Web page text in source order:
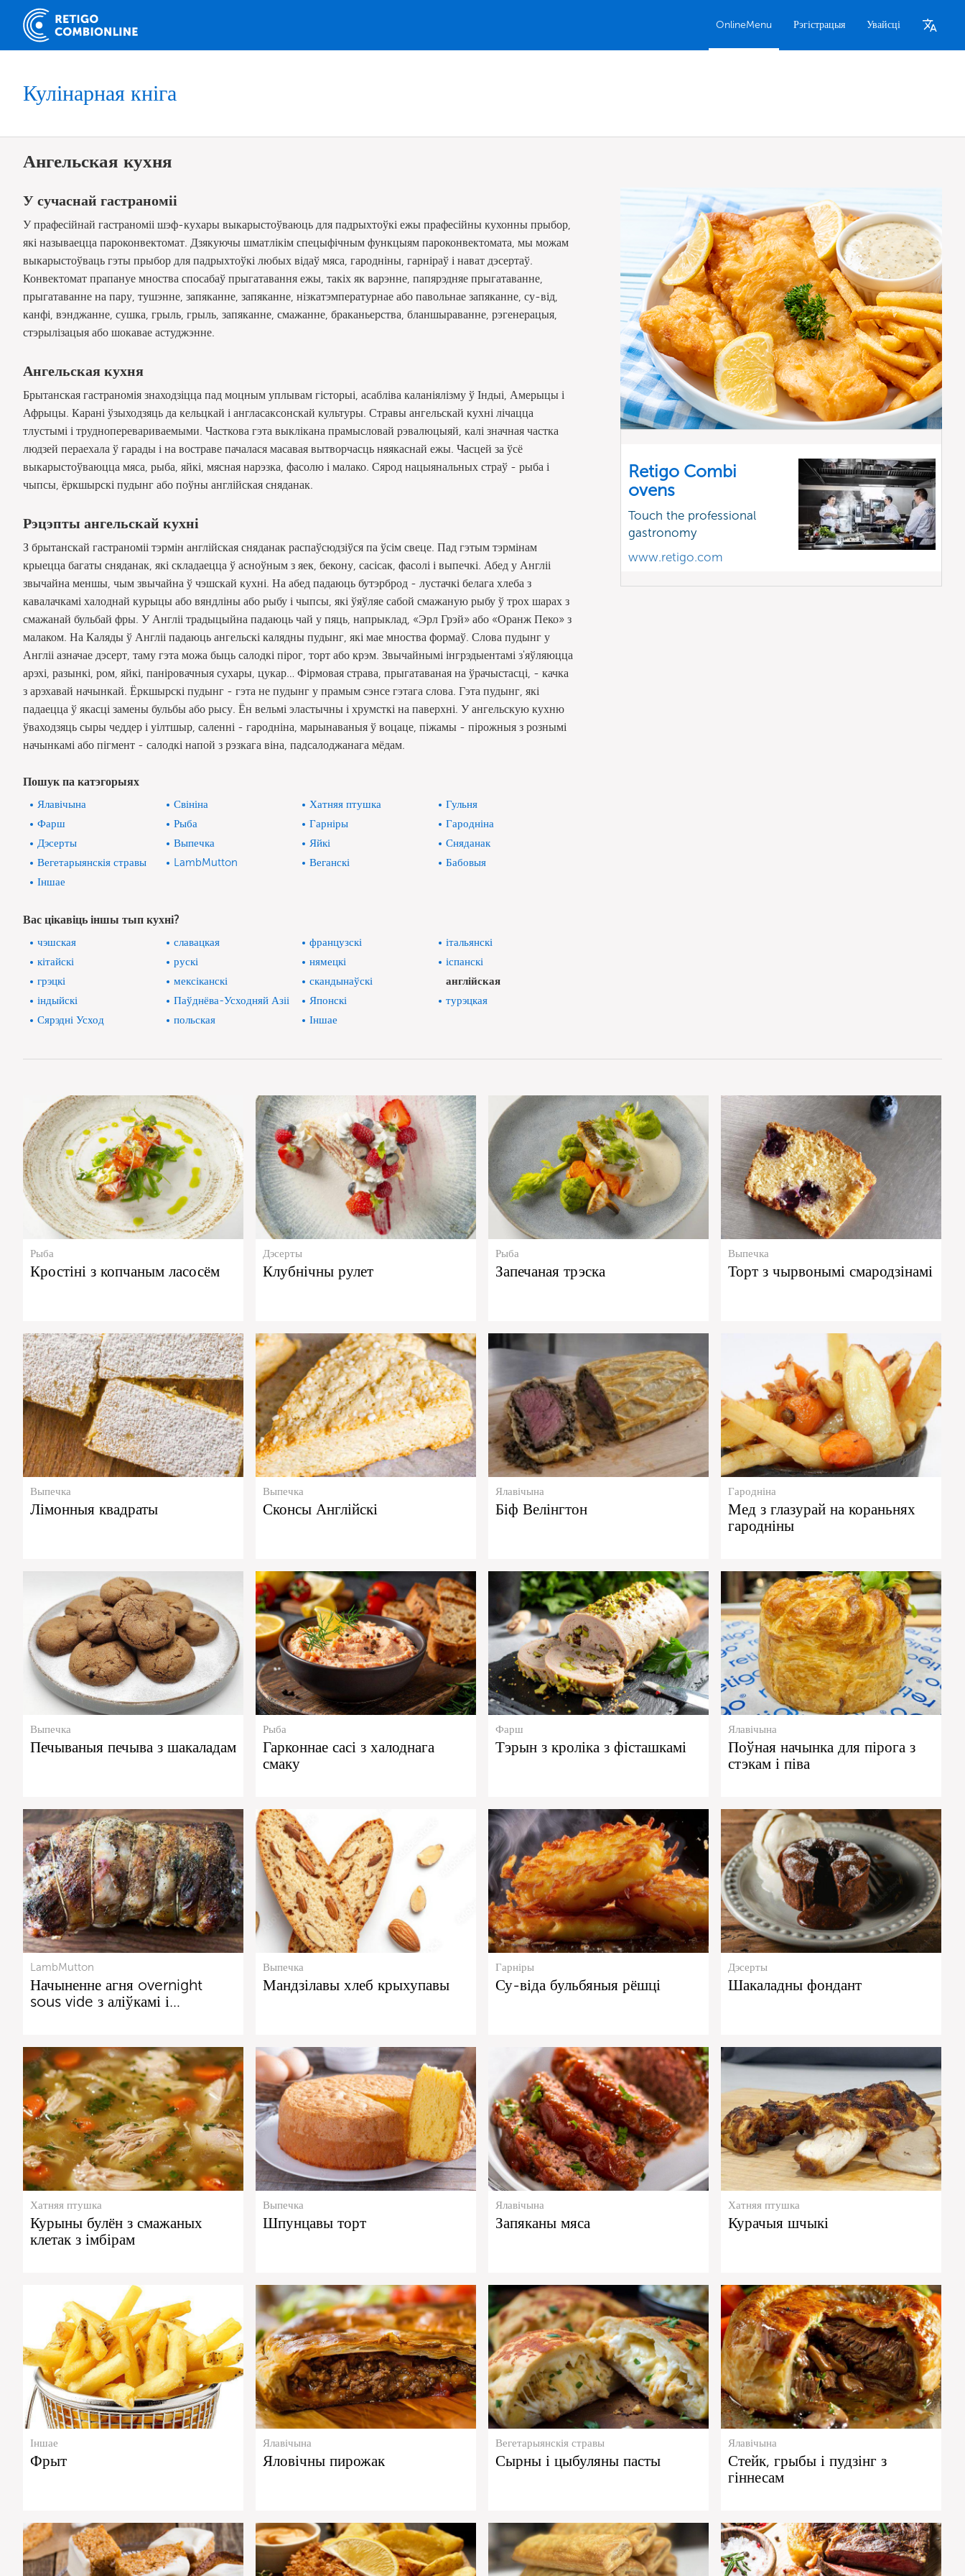
OnlineMenu Рэгістрацыя Увайсці
Кулінарная кніга
Ангельская кухня
У сучаснай гастраноміі
У прафесійнай гастраноміі шэф-кухары выкарыстоўваюць для падрыхтоўкі ежы прафесійны кухонны прыбор,
які называецца пароконвектомат. Дзякуючы шматлікім спецыфічным функцыям пароконвектомата, мы можам
выкарыстоўваць гэты прыбор для падрыхтоўкі любых відаў мяса, гародніны, гарніраў і нават дэсертаў.
Конвектомат прапануе мноства спосабаў прыгатавання ежы, такіх як варэнне, папярэдняе прыгатаванне,
прыгатаванне на пару, тушэнне, запяканне, запяканне, нізкатэмпературнае або павольнае запяканне, су-від,
канфі, вэнджанне, сушка, грыль, грыль, запяканне, смажанне, браканьерства, бланшыраванне, рэгенерацыя,
стэрылізацыя або шокавае астуджэнне.
Ангельская кухня
Брытанская гастраномія знаходзіцца пад моцным уплывам гісторыі, асабліва каланіялізму ў Індыі, Амерыцы і
Афрыцы. Карані ўзыходзяць да кельцкай і англасаксонскай культуры. Стравы ангельскай кухні лічацца
тлустымі і трудноперевариваемыми. Часткова гэта выклікана прамысловай рэвалюцыяй, калі значная частка
людзей пераехала ў гарады і на востраве пачалася масавая вытворчасць няякаснай ежы. Часцей за ўсё
выкарыстоўваюцца мяса, рыба, яйкі, мясная нарэзка, фасолю і малако. Сярод нацыянальных страў - рыба і
чыпсы, ёркшырскі пудынг або поўны англійская сняданак.
Рэцэпты ангельскай кухні
З брытанскай гастраноміі тэрмін англійская сняданак распаўсюдзіўся па ўсім свеце. Пад гэтым тэрмінам
крыецца багаты сняданак, які складаецца ў асноўным з яек, бекону, сасісак, фасолі і выпечкі. Абед у Англіі
звычайна меншы, чым звычайна ў чэшскай кухні. На абед падаюць бутэрброд - лустачкі белага хлеба з
кавалачкамі халоднай курыцы або вяндліны або рыбу і чыпсы, які ўяўляе сабой смажаную рыбу ў трох шарах з
смажанай бульбай фры. У Англіі традыцыйна падаюць чай у пяць, напрыклад, «Эрл Грэй» або «Оранж Пеко» з
малаком. На Каляды ў Англіі падаюць ангельскі калядны пудынг, які мае мноства формаў. Слова пудынг у
Англіі азначае дэсерт, таму гэта можа быць салодкі пірог, торт або крэм. Звычайнымі інгрэдыентамі з'яўляюцца
арэхі, разынкі, ром, яйкі, паніровачныя сухары, цукар… Фірмовая страва, прыгатаваная на ўрачыстасці, - качка
з арэхавай начынкай. Ёркшырскі пудынг - гэта не пудынг у прамым сэнсе гэтага слова. Гэта пудынг, які
падаецца ў якасці замены бульбы або рысу. Ён вельмі эластычны і хрумсткі на паверхні. У ангельскую кухню
ўваходзяць сыры чеддер і уілтшыр, саленні - гародніна, марынаваныя ў воцаце, піжамы - пірожныя з рознымі
начынкамі або пігмент - салодкі напой з рэзкага віна, падсалоджанага мёдам.
Retigo Combi
ovens
Touch the professional
gastronomy
www.retigo.com
Пошук па катэгорыях
Ялавічына Свініна Хатняя птушка
Гульня
Фарш
Рыба Гарніры
Гародніна
Дэсерты
Выпечка Яйкі
Сняданак
Вегетарыянскія стравы
LambMutton Веганскі
Бабовыя
Іншае
Вас цікавіць іншы тып кухні?
чэшская славацкая французскі
італьянскі
кітайскі
рускі нямецкі
іспанскі
грэцкі
мексіканскі скандынаўскі
англійская
індыйскі
Паўднёва-Усходняй Азіі Японскі
турэцкая
Сярэдні Усход
польская Іншае
Рыба
Кростіні з копчаным ласосём
Дэсерты
Клубнічны рулет
Рыба
Запечаная трэска
Выпечка
Торт з чырвонымі смародзінамі
Выпечка
Лімонныя квадраты
Выпечка
Сконсы Англійскі
Ялавічына
Біф Велінгтон
Гародніна
Мед з глазурай на кораньнях
гародніны
Выпечка
Печываныя печыва з шакаладам
Рыба
Гарконнае сасі з халоднага
смаку
Фарш
Тэрын з кроліка з фісташкамі
Ялавічына
Поўная начынка для пірога з
стэкам і піва
LambMutton
Начыненне агня overnight
sous vide з аліўкамі і…
Выпечка
Мандзілавы хлеб крыхупавы
Гарніры
Су-віда бульбяныя рёшці
Дэсерты
Шакаладны фондант
Хатняя птушка
Курыны булён з смажаных
клетак з імбірам
Выпечка
Шпунцавы торт
Ялавічына
Запяканы мяса
Хатняя птушка
Курачыя шчыкі
Іншае
Фрыт
Ялавічына
Яловічны пирожак
Вегетарыянскія стравы
Сырны і цыбуляны пасты
Ялавічына
Стейк, грыбы і пудзінг з
гіннесам